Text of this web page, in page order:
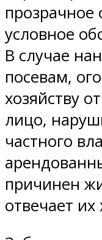
прозрачное
условное
В случае
посевам,
хозяйству
лицо,
частного
причинен
отвечает их